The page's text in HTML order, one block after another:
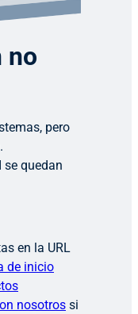
no
pero
se quedan
en la URL
de inicio
nosotros si